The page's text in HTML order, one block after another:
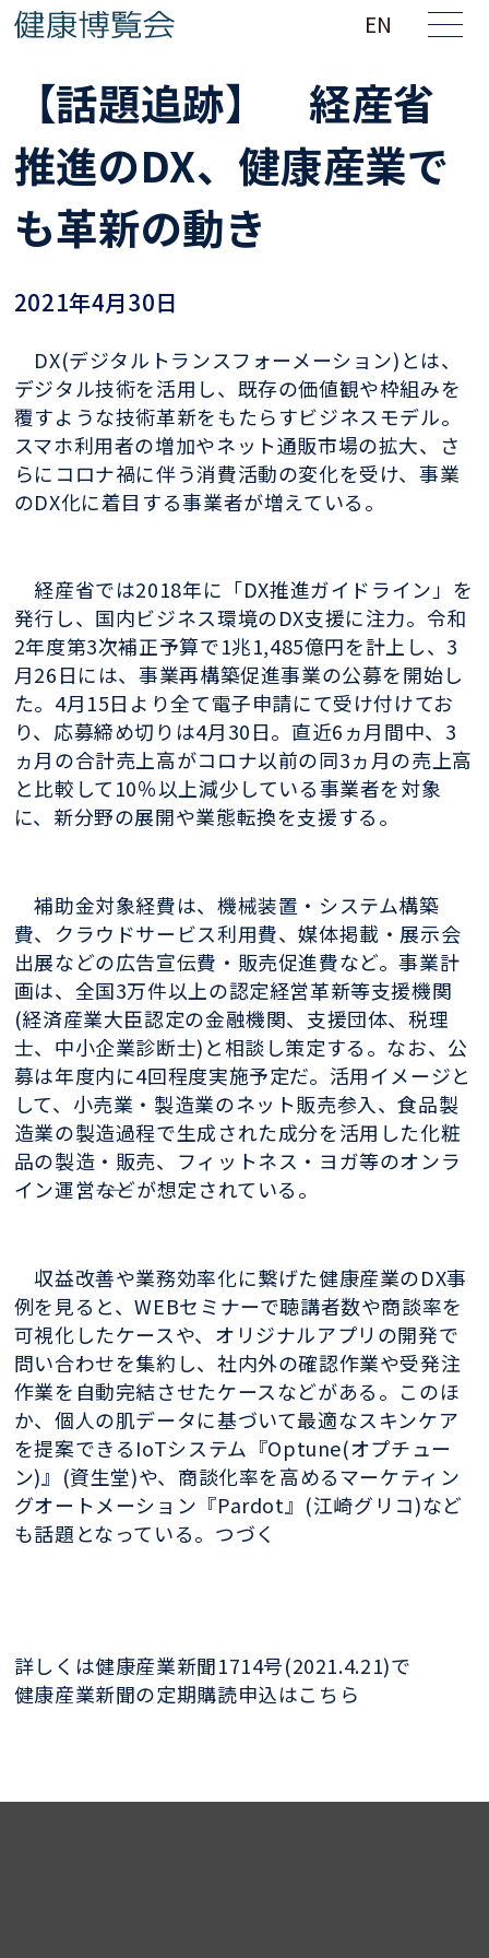
EN
【話題追跡】 経産省
推進のDX、健康産業で
も革新の動き
2021年4月30日
DX(デジタルトランスフォーメーション)とは、
デジタル技術を活用し、既存の価値観や枠組みを
覆すような技術革新をもたらすビジネスモデル。
スマホ利用者の増加やネット通販市場の拡大、さ
らにコロナ禍に伴う消費活動の変化を受け、事業
のDX化に着目する事業者が増えている。
経産省では2018年に「DX推進ガイドライン」を
発行し、国内ビジネス環境のDX支援に注力。令和
2年度第3次補正予算で1兆1,485億円を計上し、3
月26日には、事業再構築促進事業の公募を開始し
た。4月15日より全て電子申請にて受け付けてお
り、応募締め切りは4月30日。直近6ヵ月間中、3
ヵ月の合計売上高がコロナ以前の同3ヵ月の売上高
と比較して10％以上減少している事業者を対象
に、新分野の展開や業態転換を支援する。
補助金対象経費は、機械装置・システム構築
費、クラウドサービス利用費、媒体掲載・展示会
出展などの広告宣伝費・販売促進費など。事業計
画は、全国3万件以上の認定経営革新等支援機関
(経済産業大臣認定の金融機関、支援団体、税理
士、中小企業診断士)と相談し策定する。なお、公
募は年度内に4回程度実施予定だ。活用イメージと
して、小売業・製造業のネット販売参入、食品製
造業の製造過程で生成された成分を活用した化粧
品の製造・販売、フィットネス・ヨガ等のオンラ
イン運営――などが想定されている。
収益改善や業務効率化に繋げた健康産業のDX事
例を見ると、WEBセミナーで聴講者数や商談率を
可視化したケースや、オリジナルアプリの開発で
問い合わせを集約し、社内外の確認作業や受発注
作業を自動完結させたケースなどがある。このほ
か、個人の肌データに基づいて最適なスキンケア
を提案できるIoTシステム『Optune(オプチュー
ン)』(資生堂)や、商談化率を高めるマーケティン
グオートメーション『Pardot』(江崎グリコ)など
も話題となっている。つづく
詳しくは健康産業新聞1714号(2021.4.21)で
健康産業新聞の定期購読申込はこちら